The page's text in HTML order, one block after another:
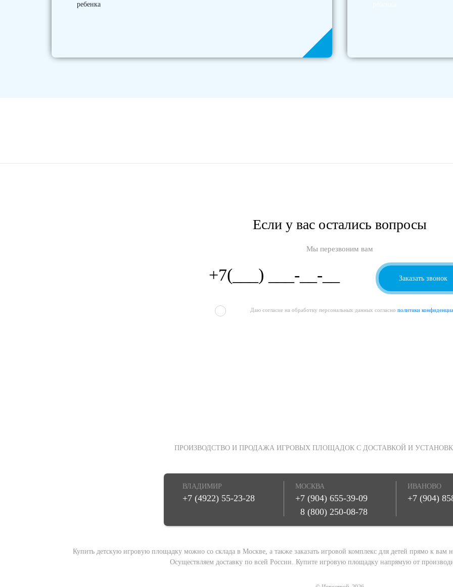
ребенка
Если у вас остались вопросы
Мы перезвоним вам
Даю согласие на обработку персональных данных согласно политики
ПРОИЗВОДСТВО И ПРОДАЖА ИГРОВЫХ ПЛОЩАДОК С ДОСТАВКОЙ И
ВЛАДИМИР
+7 (4922) 55-23-28
МОСКВА
+7 (904) 655-39-09
8 (800) 250-08-78
ИВАНОВО
+7 (904)
Купить детскую игровую площадку можно со склада в Москве, а также заказать игровой комплекс для детей прямо к вам
Осуществляем доставку по всей России. Купите игровую площадку напрямую от